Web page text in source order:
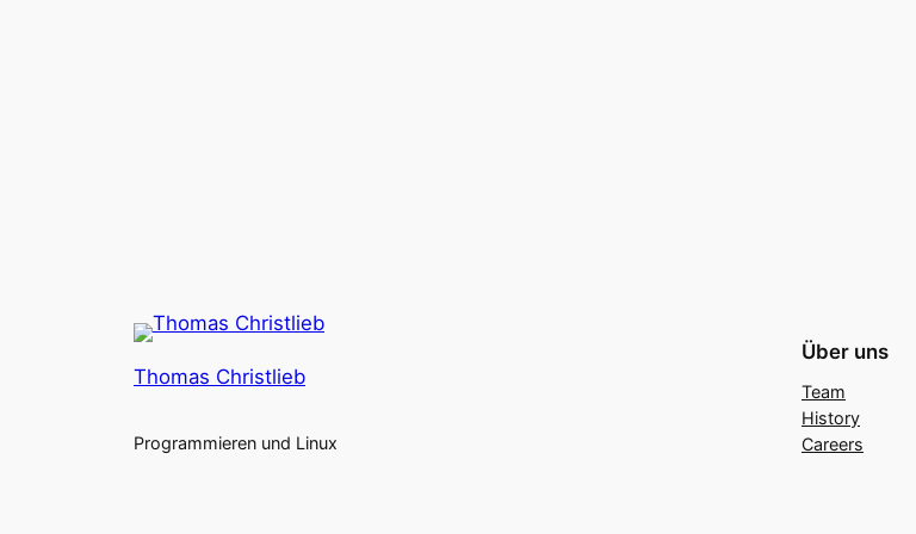
Thomas Christlieb
Programmieren und Linux
Über uns
Team
History
Careers